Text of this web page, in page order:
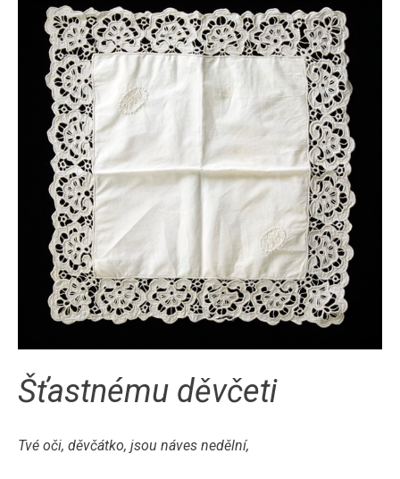
Šťastnému děvčeti
Tvé oči, děvčátko, jsou náves nedělní,